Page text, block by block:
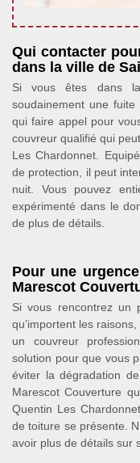
Qui contacter
dans la ville de
Si vous êtes dans
soudainement une
qui faire appel pour
couvreur qualifié qui
Les Chardonnet.
de protection, il peut
nuit. Vous pouvez
expérimenté dans le
de plus de détails.
Pour une
Marescot
Si vous rencontrez un
qu’importent les
un couvreur
solution pour que vous
éviter la dégradation
Marescot Couverture
Quentin Les
de toiture se présente.
avoir plus de détails sur